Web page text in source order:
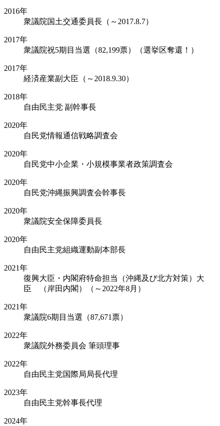
2016年
衆議院国土交通委員長（～2017.8.7）
2017年
衆議院祝5期目当選（82,199票）（選挙区奪還！）
2017年
経済産業副大臣（～2018.9.30）
2018年
自由民主党 副幹事長
2020年
自民党情報通信戦略調査会
2020年
自民党中小企業・小規模事業者政策調査会
2020年
自民党沖縄振興調査会幹事長
2020年
衆議院安全保障委員長
2020年
自由民主党組織運動副本部長
2021年
復興大臣・内閣府特命担当（沖縄及び北方対策）大
臣 （岸田内閣）（～2022年8月）
2021年
衆議院6期目当選（87,671票）
2022年
衆議院外務委員会 筆頭理事
2022年
自由民主党国際局局長代理
2023年
自由民主党幹事長代理
2024年